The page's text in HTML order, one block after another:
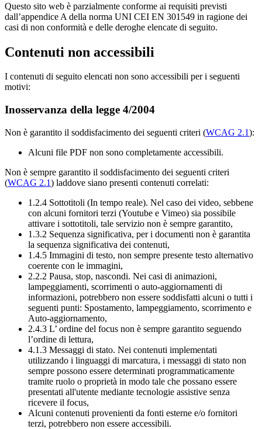
Questo sito web è parzialmente conforme ai requisiti previsti
dall’appendice A della norma UNI CEI EN 301549 in ragione dei
casi di non conformità e delle deroghe elencate di seguito.
Contenuti non accessibili
I contenuti di seguito elencati non sono accessibili per i seguenti
motivi:
Inosservanza della legge 4/2004
Non è garantito il soddisfacimento dei seguenti criteri (WCAG 2.1):
Alcuni file PDF non sono completamente accessibili.
Non è sempre garantito il soddisfacimento dei seguenti criteri
(WCAG 2.1) laddove siano presenti contenuti correlati:
1.2.4 Sottotitoli (In tempo reale). Nel caso dei video, sebbene
con alcuni fornitori terzi (Youtube e Vimeo) sia possibile
attivare i sottotitoli, tale servizio non è sempre garantito,
1.3.2 Sequenza significativa, per i documenti non è garantita
la sequenza significativa dei contenuti,
1.4.5 Immagini di testo, non sempre presente testo alternativo
coerente con le immagini,
2.2.2 Pausa, stop, nascondi. Nei casi di animazioni,
lampeggiamenti, scorrimenti o auto-aggiornamenti di
informazioni, potrebbero non essere soddisfatti alcuni o tutti i
seguenti punti: Spostamento, lampeggiamento, scorrimento e
Auto-aggiornamento,
2.4.3 L’ ordine del focus non è sempre garantito seguendo
l’ordine di lettura,
4.1.3 Messaggi di stato. Nei contenuti implementati
utilizzando i linguaggi di marcatura, i messaggi di stato non
sempre possono essere determinati programmaticamente
tramite ruolo o proprietà in modo tale che possano essere
presentati all'utente mediante tecnologie assistive senza
ricevere il focus,
Alcuni contenuti provenienti da fonti esterne e/o fornitori
terzi, potrebbero non essere accessibili.